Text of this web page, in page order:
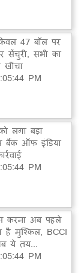
47 बॉल पर
सेंचुरी, सभी का
PM
लगा बड़ा
बैंक ऑफ इंडिया
PM
करना अब पहले
है मुश्किल, BCCI
ये तय...
PM